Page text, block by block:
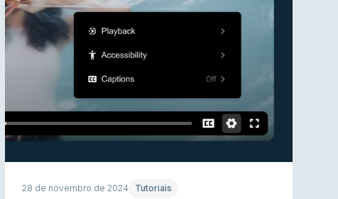
28 de novembro de 2024 Tutoriais